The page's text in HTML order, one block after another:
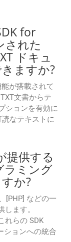
for
された
ドキュ
ますか?
が搭載されて
文書からテ
ションを有効に
なテキストに
提供する
ラミング
か?
、[PHP] などの一
ます。
れらの SDK
ションへの統合